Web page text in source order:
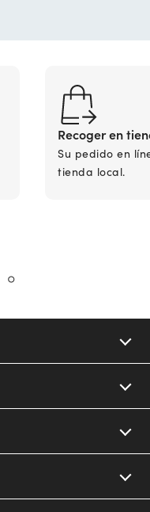
Recoger en
Su pedido en
tienda local.